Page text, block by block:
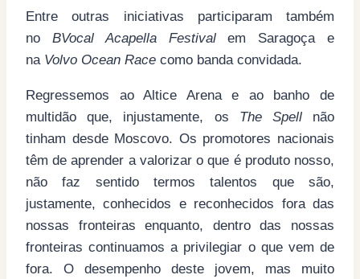
Entre outras iniciativas participaram também
no BVocal Acapella Festivalem Saragoça e
na Volvo Ocean Race como banda convidada.
Regressemos ao Altice Arena e ao banho de
multidão que, injustamente, os The Spellnão
tinham desde Moscovo. Os promotores nacionais
têm de aprender a valorizar o que é produto nosso,
não faz sentido termos talentos que são,
justamente, conhecidos e reconhecidos fora das
nossas fronteiras enquanto, dentro das nossas
fronteiras continuamos a privilegiar o que vem de
fora. O desempenho deste jovem, mas muito